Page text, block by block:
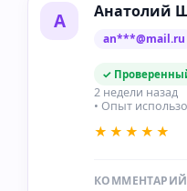
А Анатолий
an***@mail.ru
✓
2 недели назад
• Опыт
★★★★★